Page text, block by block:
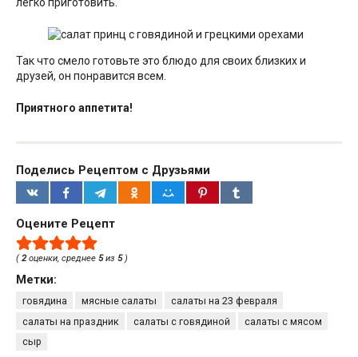
легко приготовить.
Так что смело готовьте это блюдо для своих близких и
друзей, он понравится всем.
Приятного аппетита!
Поделись Рецептом с Друзьями
Оцените Рецепт
(2оценки, среднее 5из 5)
Метки:
говядина мясные салаты
салаты на 23 февраля
салаты на праздник
салаты с говядиной
салаты с мясом
сыр